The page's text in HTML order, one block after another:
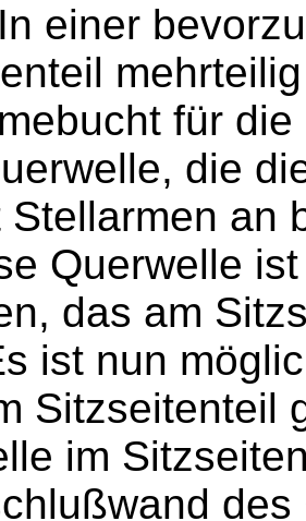
In einer
für
die
Stellarmen an
Querwelle
das am
ist nun
Sitzseitenteil
im